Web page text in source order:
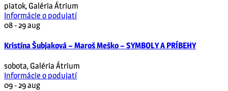
piatok,Galéria Átrium
Informácie o podujatí
08 - 29aug
Kristína Šubjaková – Maroš Meško – SYMBOLY A PRÍBEHY
sobota,Galéria Átrium
Informácie o podujatí
09 - 29aug